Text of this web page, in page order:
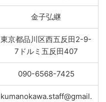
金子弘継
東京都品川区西五反田2-9-
7ドルミ五反田407
090-6568-7425
kumanokawa.staff@gmail.